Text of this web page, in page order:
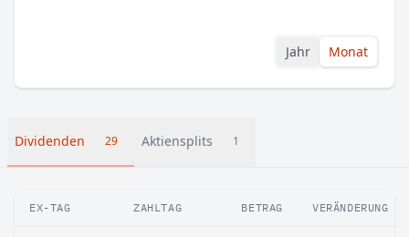
Jahr Monat
Dividenden 29 Aktiensplits 1
EX-TAG ZAHLTAG BETRAG VERÄNDERUNG